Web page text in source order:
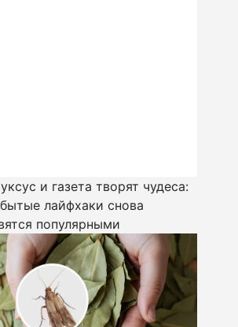
и газета творят чудеса:
лайфхаки снова
популярными